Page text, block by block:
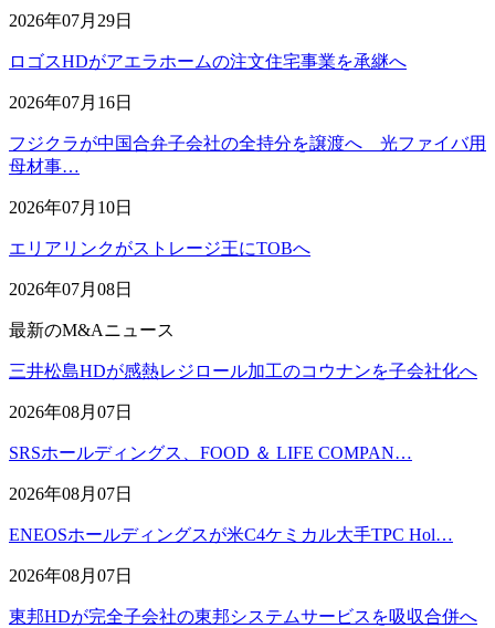
2026年07月29日
ロゴスHDがアエラホームの注文住宅事業を承継へ
2026年07月16日
フジクラが中国合弁子会社の全持分を譲渡へ 光ファイバ用
母材事…
2026年07月10日
エリアリンクがストレージ王にTOBへ
2026年07月08日
最新のM&Aニュース
三井松島HDが感熱レジロール加工のコウナンを子会社化へ
2026年08月07日
SRSホールディングス、FOOD ＆ LIFE COMPAN…
2026年08月07日
ENEOSホールディングスが米C4ケミカル大手TPC Hol…
2026年08月07日
東邦HDが完全子会社の東邦システムサービスを吸収合併へ